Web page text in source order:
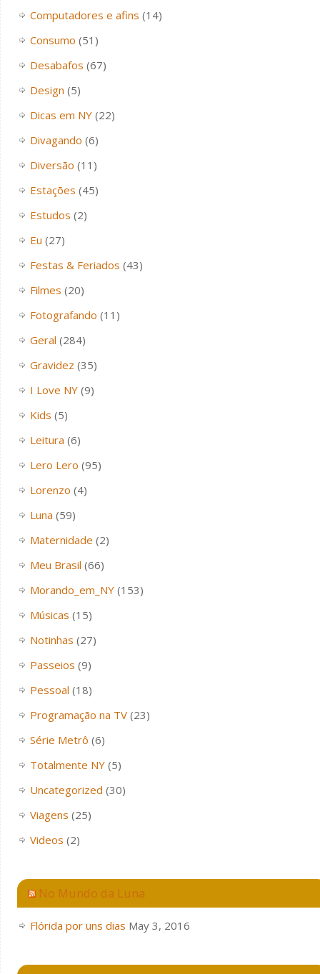
Computadores e afins (14)
Consumo (51)
Desabafos (67)
Design (5)
Dicas em NY(22)
Divagando (6)
Diversão (11)
Estações (45)
Estudos (2)
Eu (27)
Festas & Feriados (43)
Filmes (20)
Fotografando (11)
Geral (284)
Gravidez (35)
I Love NY(9)
Kids (5)
Leitura (6)
Lero Lero (95)
Lorenzo (4)
Luna (59)
Maternidade (2)
Meu Brasil (66)
Morando_em_NY(153)
Músicas (15)
Notinhas (27)
Passeios (9)
Pessoal (18)
Programação na TV(23)
Série Metrô (6)
Totalmente NY(5)
Uncategorized (30)
Viagens (25)
Videos (2)
No Mundo da Luna
Flórida por uns dias May 3, 2016